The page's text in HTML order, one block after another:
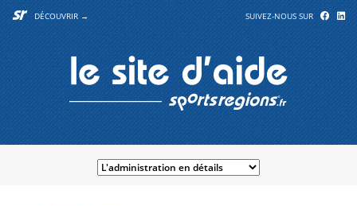
DÉCOUVRIR → SUIVEZ-NOUS SUR